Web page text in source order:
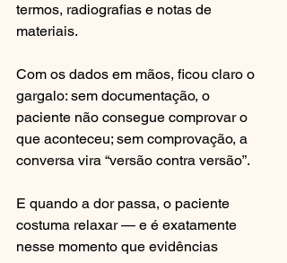
termos, radiografias e notas de
materiais.
Com os dados em mãos, ficou claro o
gargalo: sem documentação, o
paciente não consegue comprovar o
que aconteceu; sem comprovação, a
conversa vira “versão contra versão”.
E quando a dor passa, o paciente
costuma relaxar — e é exatamente
nesse momento que evidências